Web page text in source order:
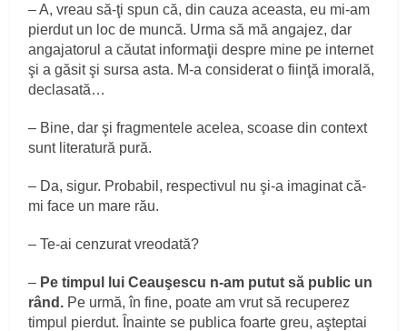
– A, vreau să-ţi spun că, din cauza aceasta, eu mi-am
pierdut un loc de muncă. Urma să mă angajez, dar
angajatorul a căutat informaţii despre mine pe internet
şi a găsit şi sursa asta. M-a considerat o fiinţă imorală,
declasată…
– Bine, dar şi fragmentele acelea, scoase din context
sunt literatură pură.
– Da, sigur. Probabil, respectivul nu şi-a imaginat că-
mi face un mare rău.
– Te-ai cenzurat vreodată?
– Pe timpul lui Ceauşescu n-am putut să public un
rând. Pe urmă, în fine, poate am vrut să recuperez
timpul pierdut. Înainte se publica foarte greu, aşteptai